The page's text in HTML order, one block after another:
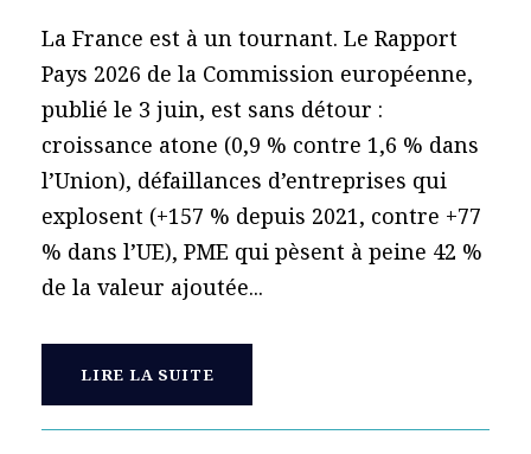
La France est à un tournant. Le Rapport
Pays 2026 de la Commission européenne,
publié le 3 juin, est sans détour :
croissance atone (0,9 % contre 1,6 % dans
l’Union), défaillances d’entreprises qui
explosent (+157 % depuis 2021, contre +77
% dans l’UE), PME qui pèsent à peine 42 %
de la valeur ajoutée...
LIRE LA SUITE